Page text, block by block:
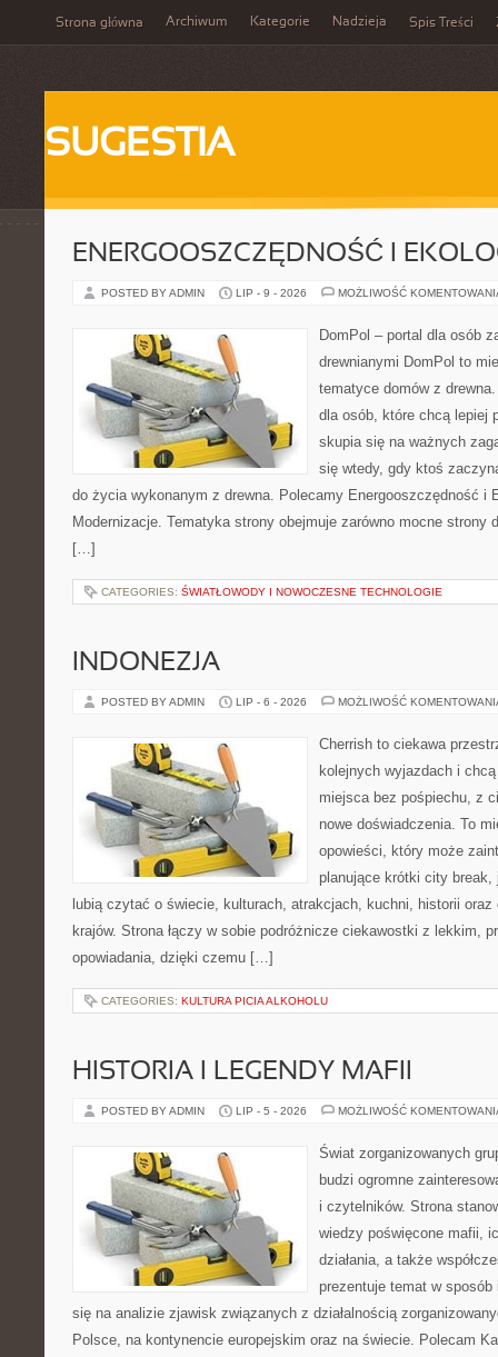
Strona główna Archiwum Kategorie Nadzieja Spis Treści
SUGESTIA
ENERGOOSZCZĘDNOŚĆ I
POSTED BY ADMIN LIP - 9 - 2026 MOŻLIWOŚĆ
DomPol – portal dla osób
drewnianymi DomPol to
tematyce domów z
dla osób, które chcą lepiej
skupia się na ważnych
się wtedy, gdy ktoś
do życia wykonanym z drewna. Polecamy Energooszczędność i
Modernizacje. Tematyka strony obejmuje zarówno mocne strony
[…]
CATEGORIES: ŚWIATŁOWODY I NOWOCZESNE TECHNOLOGIE
INDONEZJA
POSTED BY ADMIN LIP - 6 - 2026 MOŻLIWOŚĆ
Cherrish to ciekawa
kolejnych wyjazdach i
miejsca bez pośpiechu, z
nowe doświadczenia. To
opowieści, który może
planujące krótki city
lubią czytać o świecie, kulturach, atrakcjach, kuchni, historii
krajów. Strona łączy w sobie podróżnicze ciekawostki z lekkim,
opowiadania, dzięki czemu […]
CATEGORIES: KULTURA PICIA ALKOHOLU
HISTORIA I LEGENDY MAFII
POSTED BY ADMIN LIP - 5 - 2026 MOŻLIWOŚĆ
Świat zorganizowanych
budzi ogromne
i czytelników. Strona
wiedzy poświęcone mafii,
działania, a także
prezentuje temat w
się na analizie zjawisk związanych z działalnością
Polsce, na kontynencie europejskim oraz na świecie. Polecam